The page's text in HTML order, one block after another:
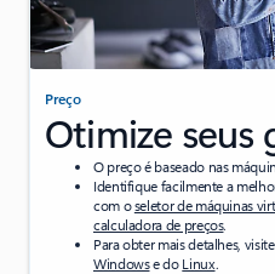
Preço
Otimize seus
O preço é baseado nas
Identifique facilmente a
com oseletor de máquinas
calculadora de preços.
Para obter mais detalhes,
Windowse doLinux.